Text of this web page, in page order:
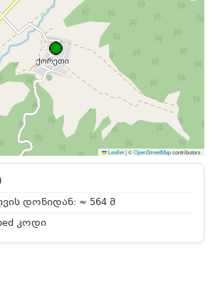
Leaflet|©OpenStreetMapcontributors
დონიდან: ≈ 564 მ
კოდი